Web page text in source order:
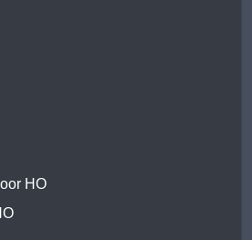
HO